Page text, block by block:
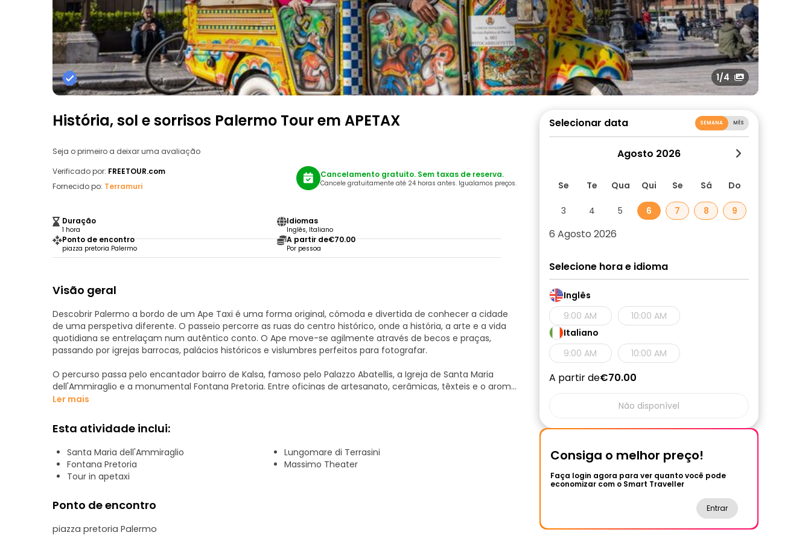
1/4
História, sol e sorrisos Palermo Tour em APETAX
Seja o primeiro a deixar uma avaliação
Verificado por: FREETOUR.com
Fornecido po: Terramuri
Duração
1 hora
Idiomas
Inglês, Italiano
Ponto de encontro
piazza pretoria Palermo
A partir de€70.00
Por pessoa
Cancelamento gratuito. Sem taxas de reserva.
Cancele gratuitamente até 24 horas antes. Igualamos preços.
Visão geral
Descobrir Palermo a bordo de um Ape Taxi é uma forma original, cómoda e divertida de conhecer a cidade
de uma perspetiva diferente. O passeio percorre as ruas do centro histórico, onde a história, a arte e a vida
quotidiana se entrelaçam num autêntico conto. O Ape move-se agilmente através de becos e praças,
passando por igrejas barrocas, palácios históricos e vislumbres perfeitos para fotografar.
O percurso passa pelo encantador bairro de Kalsa, famoso pelo Palazzo Abatellis, a Igreja de Santa Maria
dell'Ammiraglio e a monumental Fontana Pretoria. Entre oficinas de artesanato, cerâmicas, têxteis e o aroma
da comida de rua, Palermo mostra-se nas suas cores mais vibrantes.
O passeio continua em direção ao majestoso Teatro Massimo e ao Politeama, o coração elegante e
moderno da cidade, e depois ao longo da Via Roma, entre arquitetura Art Nouveau e montras históricas. O
passeio termina no Lungomare de Palermo, onde o azul do mar encontra o perfil do Monte Pellegrino,
oferecendo um momento de relaxamento e vistas inesquecíveis.
Uma experiência despreocupada e autêntica, ideal para quem quer conhecer Palermo de uma forma leve
Ler mais
Esta atividade inclui:
Santa Maria dell'Ammiraglio
Lungomare di Terrasini
Fontana Pretoria
Massimo Theater
Tour in apetaxi
Ponto de encontro
piazza pretoria Palermo
Selecionar data SEMANA MÊS
Agosto 2026
Se Te Qua Qui Se Sá Do
3 4 5 6 7 8 9
6 Agosto 2026
Selecione hora e idioma
Inglês
9:00 AM
10:00 AM
Italiano
9:00 AM
10:00 AM
A partir de€70.00
Não disponível
Consiga o melhor preço!
Faça login agora para ver quanto você pode
economizar com o Smart Traveller
Entrar